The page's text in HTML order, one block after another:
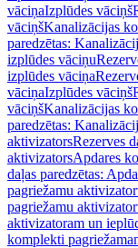
vāciņaIzplūdes vāciņš
vāciņšKanalizācijas
paredzētas:
izplūdes vāciņu
izplūdes vāciņa
vāciņaIzplūdes vāciņš
vāciņšKanalizācijas
paredzētas:
aktivizatorsRezerves
aktivizatorsApdares
daļas paredzētas:
pagriežamu
pagriežamu
aktivizatoram un
komplekti